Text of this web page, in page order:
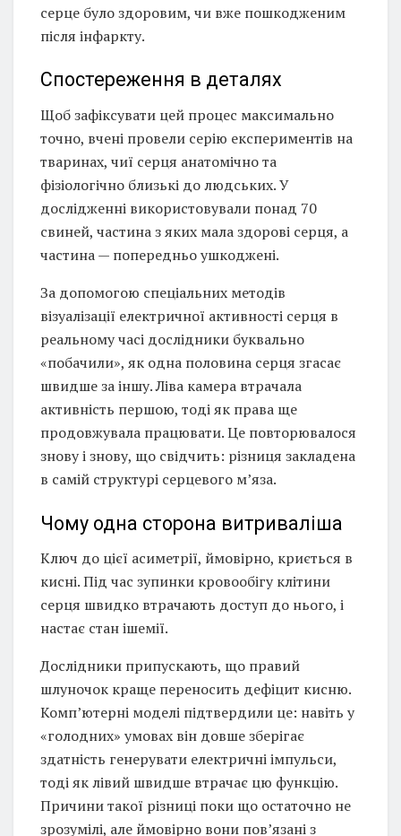
серце було здоровим, чи вже пошкодженим
після інфаркту.
Спостереження в деталях
Щоб зафіксувати цей процес максимально
точно, вчені провели серію експериментів на
тваринах, чиї серця анатомічно та
фізіологічно близькі до людських. У
дослідженні використовували понад 70
свиней, частина з яких мала здорові серця, а
частина — попередньо ушкоджені.
За допомогою спеціальних методів
візуалізації електричної активності серця в
реальному часі дослідники буквально
«побачили», як одна половина серця згасає
швидше за іншу. Ліва камера втрачала
активність першою, тоді як права ще
продовжувала працювати. Це повторювалося
знову і знову, що свідчить: різниця закладена
в самій структурі серцевого м’яза.
Чому одна сторона витриваліша
Ключ до цієї асиметрії, ймовірно, криється в
кисні. Під час зупинки кровообігу клітини
серця швидко втрачають доступ до нього, і
настає стан ішемії.
Дослідники припускають, що правий
шлуночок краще переносить дефіцит кисню.
Комп’ютерні моделі підтвердили це: навіть у
«голодних» умовах він довше зберігає
здатність генерувати електричні імпульси,
тоді як лівий швидше втрачає цю функцію.
Причини такої різниці поки що остаточно не
зрозумілі, але ймовірно вони пов’язані з